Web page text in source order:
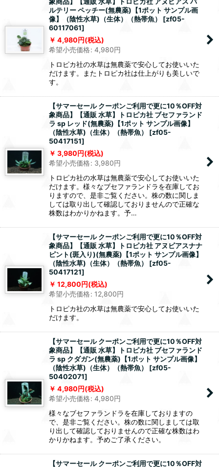
ルテリー ペッチー(無農薬)【1ポット サンプル画
像】（陰性水草)（生体）（熱帯魚）
[zf05-
60117061]
4,980円(税込)
希望小売価格: 4,980円
トロピカ社の水草は無農薬で安心してお使いいた
だけます。またトロピカ社は仕上がりも美しいで
す。
【サマーセール クーポンご利用で更に10％OFF対
象商品】【通販 水草】トロピカ社 ブセファランド
ラ sp レッド(無農薬)【1ポット サンプル画像】
（陰性水草)（生体）（熱帯魚）
[zf05-
50417151]
3,980円(税込)
希望小売価格: 3,980円
トロピカ社の水草は無農薬で安心してお使いいた
だけます。様々なブセファランドラを在庫してお
りますので、是非ご覧ください。株の数に関しま
しては取り出して確認しておりませんので正確な
株数はわかりかねます。予…
【サマーセール クーポンご利用で更に10％OFF対
象商品】【通販 水草】トロピカ社 アヌビアスナナ
ピント(斑入り)(無農薬)【1ポット サンプル画像】
（陰性水草)（生体）（熱帯魚）
[zf05-
50417121]
12,800円(税込)
希望小売価格: 12,800円
トロピカ社の水草は無農薬で安心してお使いいた
だけます。
【サマーセール クーポンご利用で更に10％OFF対
象商品】【通販 水草】トロピカ社 ブセファランド
ラ sp クダガン(無農薬)【1ポット サンプル画像】
（陰性水草)（生体）（熱帯魚）
[zf05-
50402071]
4,980円(税込)
希望小売価格: 4,980円
様々なブセファランドラを在庫しておりますの
で、是非ご覧ください。株の数に関しましては取
り出して確認しておりませんので正確な株数はわ
かりかねます。予めご了承ください。
【サマーセール クーポンご利用で更に10％OFF対